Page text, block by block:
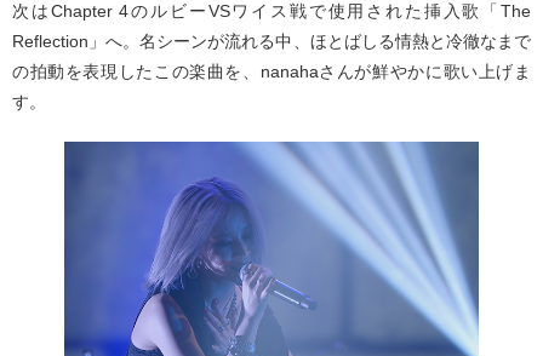
次はChapter 4のルビーVSワイス戦で使用された挿入歌「The
Reflection」へ。名シーンが流れる中、ほとばしる情熱と冷徹なまで
の拍動を表現したこの楽曲を、nanahaさんが鮮やかに歌い上げま
す。